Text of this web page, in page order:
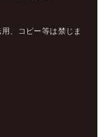
、コピー等は禁じま